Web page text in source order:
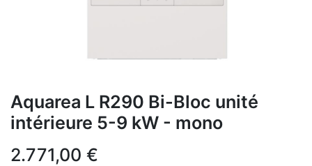
Aquarea L R290 Bi-Bloc unité
intérieure 5-9 kW - mono
2.771,00 €